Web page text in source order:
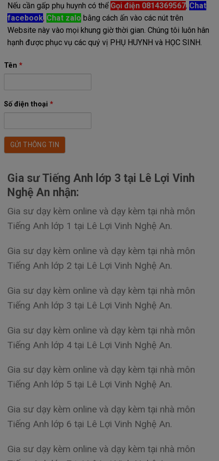
Nếu cần gấp phụ huynh có thể Gọi điện 0814369567, Chat
facebook, Chat zalo bằng cách ấn vào các nút trên
Website này vào mọi khung giờ thời gian. Chúng tôi luôn hân
hạnh được phục vụ các quý vị PHỤ HUYNH và HỌC SINH.
Tên *
Số điện thoại *
Gia sư Tiếng Anh lớp 3 tại Lê Lợi Vinh
Nghệ An nhận:
Gia sư dạy kèm online và dạy kèm tại nhà môn
Tiếng Anh lớp 1 tại Lê Lợi Vinh Nghệ An.
Gia sư dạy kèm online và dạy kèm tại nhà môn
Tiếng Anh lớp 2 tại Lê Lợi Vinh Nghệ An.
Gia sư dạy kèm online và dạy kèm tại nhà môn
Tiếng Anh lớp 3 tại Lê Lợi Vinh Nghệ An.
Gia sư dạy kèm online và dạy kèm tại nhà môn
Tiếng Anh lớp 4 tại Lê Lợi Vinh Nghệ An.
Gia sư dạy kèm online và dạy kèm tại nhà môn
Tiếng Anh lớp 5 tại Lê Lợi Vinh Nghệ An.
Gia sư dạy kèm online và dạy kèm tại nhà môn
Tiếng Anh lớp 6 tại Lê Lợi Vinh Nghệ An.
Gia sư dạy kèm online và dạy kèm tại nhà môn